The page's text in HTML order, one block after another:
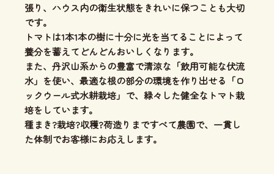
張り、ハウス内の衛生状態をきれいに保つことも大切
です。
トマトは1本1本の樹に十分に光を当てることによって
養分を蓄えてどんどんおいしくなります。
また、丹沢山系からの豊富で清涼な「飲用可能な伏流
水」を使い、 最適な根の部分の環境を作り出せる「ロ
ックウール式水耕栽培」 で、緑々した健全なトマト栽
培をしています。
種まき?栽培?収穫?荷造りまですべて農園で、一貫し
た体制でお客様にお応えします。